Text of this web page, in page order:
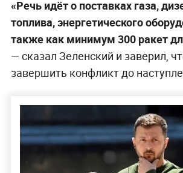
«Речь идёт о поставках газа,
топлива, энергетического
также как минимум 300 ракет
— сказал Зеленский и заверил,
завершить конфликт до